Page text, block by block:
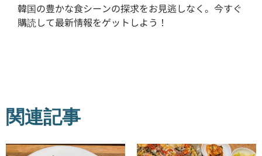
韓国の豊かな食シーンの探求をお見逃しなく。今すぐ
購読して最新情報をゲットしよう！
関連記事